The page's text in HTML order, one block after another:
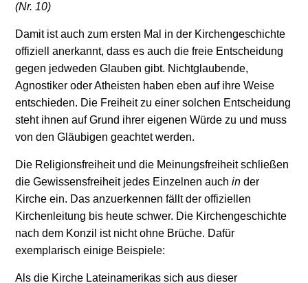
(Nr. 10)
Damit ist auch zum ersten Mal in der Kirchengeschichte
offiziell anerkannt, dass es auch die freie Entscheidung
gegen jedweden Glauben gibt. Nichtglaubende,
Agnostiker oder Atheisten haben eben auf ihre Weise
entschieden. Die Freiheit zu einer solchen Entscheidung
steht ihnen auf Grund ihrer eigenen Würde zu und muss
von den Gläubigen geachtet werden.
Die Religionsfreiheit und die Meinungsfreiheit schließen
die Gewissensfreiheit jedes Einzelnen auchin der
Kirche ein. Das anzuerkennen fällt der offiziellen
Kirchenleitung bis heute schwer. Die Kirchengeschichte
nach dem Konzil ist nicht ohne Brüche. Dafür
exemplarisch einige Beispiele:
Als die Kirche Lateinamerikas sich aus dieser